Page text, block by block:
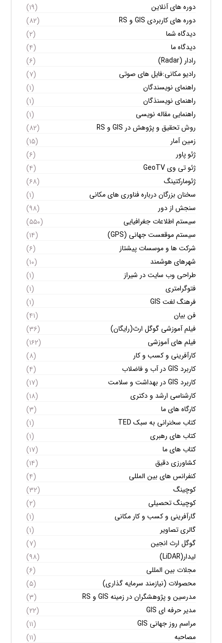
دوره های آنلاین
(۱۹)
دوره های کاربردی GIS و RS
(۸۲)
دیدگاه شما
(۲)
دیدگاه ما
(۴)
رادار (Radar)
(۶)
رادیو مکانی:فایل های صوتی
(۷)
راهنمای نویسندگان
(۱)
راهنمای نویسنذگان
(۱)
راهنمایی مقاله نویسی
(۱)
روش تحقیق و پژوهش در GIS و RS
(۸۲)
زمین آمار
(۱۵)
ژئو پاور
(۶)
ژئو تی وی GeoTV
(۴)
ژئومارکتینگ
(۶۸)
سخنان بزرگان درباره فناوری های مکانی
(۱)
سنجش از دور
(۹۸)
سیستم اطلاعات جغرافیایی
(۵۵۰)
سیستم موقعست جهانی (GPS)
(۱۴)
شرکت ها و موسسات پیشتاز
(۶)
شهرهای هوشمند
(۱۰)
طراحی وب سایت در شیراز
(۱)
فتوگرامتری
(۱)
فرهنگ لغت GIS
(۱)
فن بیان
(۴۱)
فیلم آموزشی گوگل ارث(رایگان)
(۳۶)
فیلم های آموزشی
(۱۶۲)
کارآفرینی و کسب و کار
(۸)
کاربرد GIS در آب و فاضلاب
(۴)
کاربرد GIS در بهداشت و سلامت
(۱۷)
کارشناسی ارشد و دکتری
(۱۸)
کارگاه های ما
(۳)
کتاب سخنرانی به سبک TED
(۱)
کتاب های رهبری
(۱)
کتاب های ما
(۱۷)
کشاورزی دقیق
(۱۴)
کنفرانس های بین المللی
(۴)
کوچینگ
(۳۲)
کوچینگ تحصیلی
(۲)
گارآفرینی و کسب و کار مکانی
(۱)
گالری تصاویر
(۱)
گوگل ارث انجین
(۷)
لیدار(LiDAR)
(۹۸)
مجلات بین المللی
(۶)
محصولات (نیازمند سرمایه گذاری)
(۵)
مدرسین و پژوهشگران در زمینه GIS و RS
(۳)
مدیر حرفه ای GIS
(۲۲)
مراسم روز جهانی GIS
(۱۱)
مصاحبه
(۱۱)